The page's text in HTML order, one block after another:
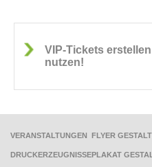
VIP-Tickets
nutzen!
VERANSTALTUNGEN
DRUCKERZEUGNISSE
FLYER
PLAKAT